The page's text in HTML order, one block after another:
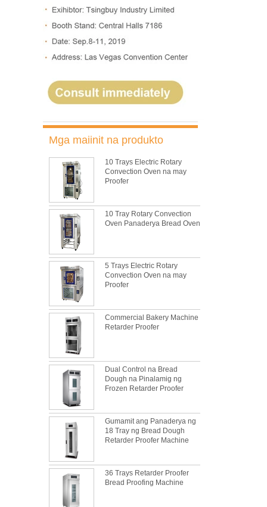
Mga maiinit na produkto
10 Trays Electric Rotary
Convection Oven na may
Proofer
10 Tray Rotary Convection
Oven Panaderya Bread Oven
5 Trays Electric Rotary
Convection Oven na may
Proofer
Commercial Bakery Machine
Retarder Proofer
Dual Control na Bread
Dough na Pinalamig ng
Frozen Retarder Proofer
Gumamit ang Panaderya ng
18 Tray ng Bread Dough
Retarder Proofer Machine
36 Trays Retarder Proofer
Bread Proofing Machine